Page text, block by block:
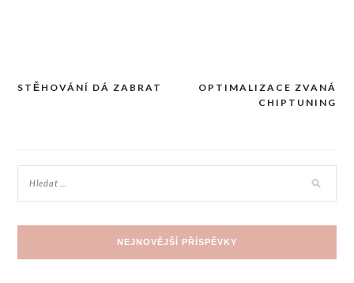
Navigace
STĚHOVÁNÍ DÁ ZABRAT
OPTIMALIZACE ZVANÁ
CHIPTUNING
NEJNOVĚJŠÍ PŘÍSPĚVKY